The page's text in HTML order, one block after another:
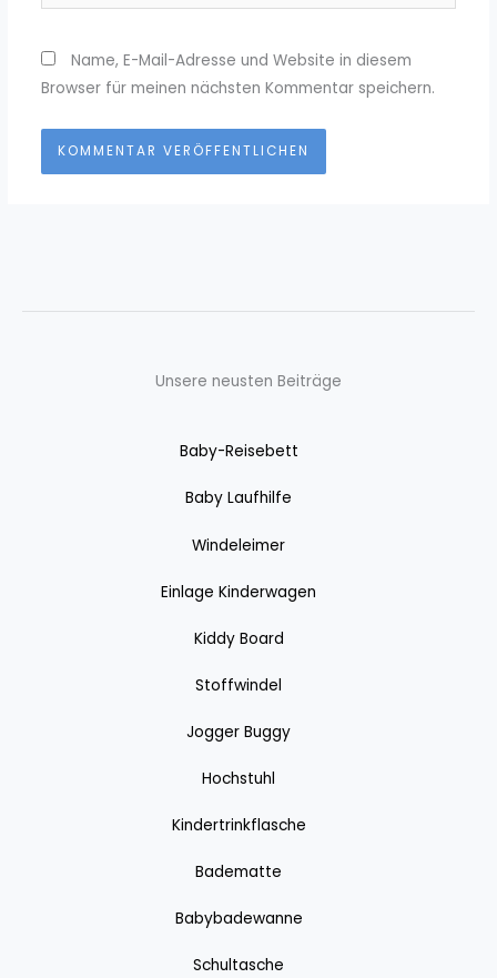
Name, E-Mail-Adresse und Website in diesem
Browser für meinen nächsten Kommentar speichern.
Unsere neusten Beiträge
Baby-Reisebett
Baby Laufhilfe
Windeleimer
Einlage Kinderwagen
Kiddy Board
Stoffwindel
Jogger Buggy
Hochstuhl
Kindertrinkflasche
Badematte
Babybadewanne
Schultasche